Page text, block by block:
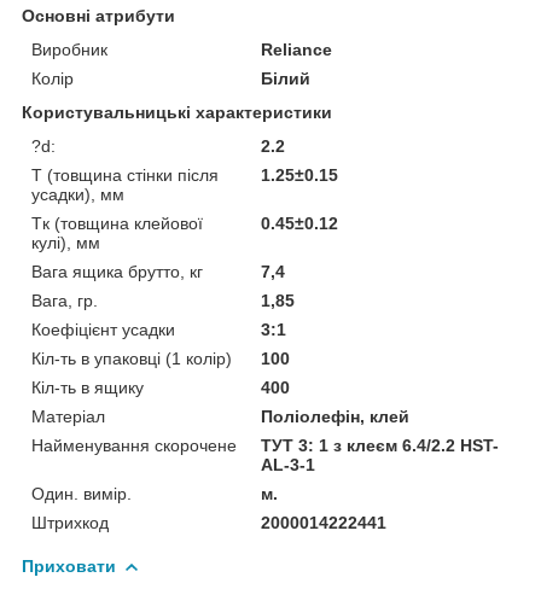
Основні атрибути
Виробник
Reliance
Колір
Білий
Користувальницькі характеристики
?d:
2.2
T (товщина стінки після
усадки), мм
1.25±0.15
Tк (товщина клейової
кулі), мм
0.45±0.12
Вага ящика брутто, кг
7,4
Вага, гр.
1,85
Коефіцієнт усадки
3:1
Кіл-ть в упаковці (1 колір)
100
Кіл-ть в ящику
400
Матеріал
Поліолефін, клей
Найменування скорочене
ТУТ 3: 1 з клеєм 6.4/2.2 HST-
AL-3-1
Один. вимір.
м.
Штрихкод
2000014222441
Приховати